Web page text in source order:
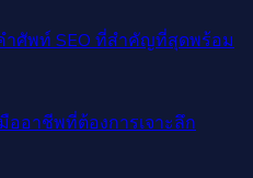
ศัพท์ SEO ที่สำคัญที่สุดพร้อม
อาชีพที่ต้องการเจาะลึก